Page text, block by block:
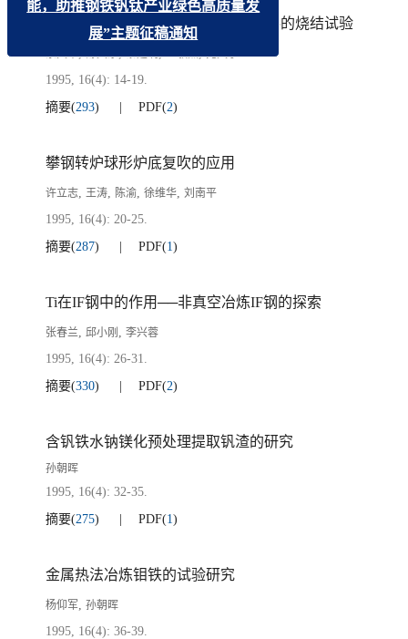
提高烧结矿的SiO2/TiO2比及配加辅料的烧结试验
余文华,舒文东,黎建明,王敏杰,苑天宇
1995, 16(4): 14-19.
摘要(293) PDF(2)
攀钢转炉球形炉底复吹的应用
许立志, 王涛, 陈渝, 徐维华, 刘南平
1995, 16(4): 20-25.
摘要(287) PDF(1)
Ti在IF钢中的作用──非真空冶炼IF钢的探索
张春兰, 邱小刚 , 李兴蓉
1995, 16(4): 26-31.
摘要(330) PDF(2)
含钒铁水钠镁化预处理提取钒渣的研究
孙朝晖
1995, 16(4): 32-35.
摘要(275) PDF(1)
金属热法冶炼钼铁的试验研究
杨仰军, 孙朝晖
1995, 16(4): 36-39.
能，助推钢铁钒钛产业绿色高质量发
展”主题征稿通知